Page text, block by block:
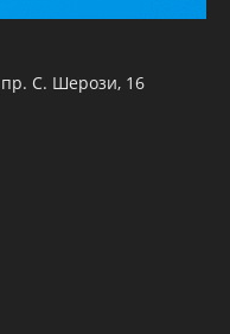
пр. С. Шерози, 16